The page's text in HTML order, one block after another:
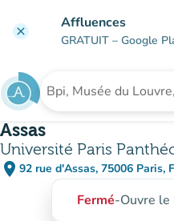
clear Affluences
GRATUIT – Google
Rechercher un
Assas
Université Paris
place 92 rue d'Assas, 75006 Paris,
(ouvrir dans
(nouvel
Fermé-Ouvre